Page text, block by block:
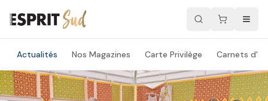
Actualités Nos Magazines Carte Privilège Carnets